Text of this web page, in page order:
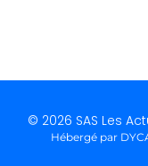
© 2026 SAS Les
Hébergé par